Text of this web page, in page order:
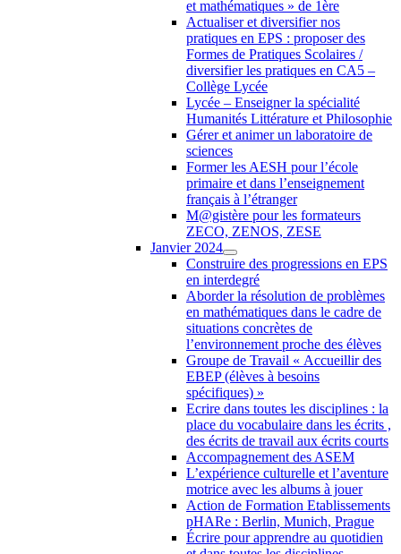
et mathématiques » de 1ère
Actualiser et diversifier nos
pratiques en EPS : proposer des
Formes de Pratiques Scolaires /
diversifier les pratiques en CA5 –
Collège Lycée
Lycée – Enseigner la spécialité
Humanités Littérature et Philosophie
Gérer et animer un laboratoire de
sciences
Former les AESH pour l’école
primaire et dans l’enseignement
français à l’étranger
M@gistère pour les formateurs
ZECO, ZENOS, ZESE
Janvier 2024
Construire des progressions en EPS
en interdegré
Aborder la résolution de problèmes
en mathématiques dans le cadre de
situations concrètes de
l’environnement proche des élèves
Groupe de Travail « Accueillir des
EBEP (élèves à besoins
spécifiques) »
Ecrire dans toutes les disciplines : la
place du vocabulaire dans les écrits ,
des écrits de travail aux écrits courts
Accompagnement des ASEM
L’expérience culturelle et l’aventure
motrice avec les albums à jouer
Action de Formation Etablissements
pHARe : Berlin, Munich, Prague
Écrire pour apprendre au quotidien